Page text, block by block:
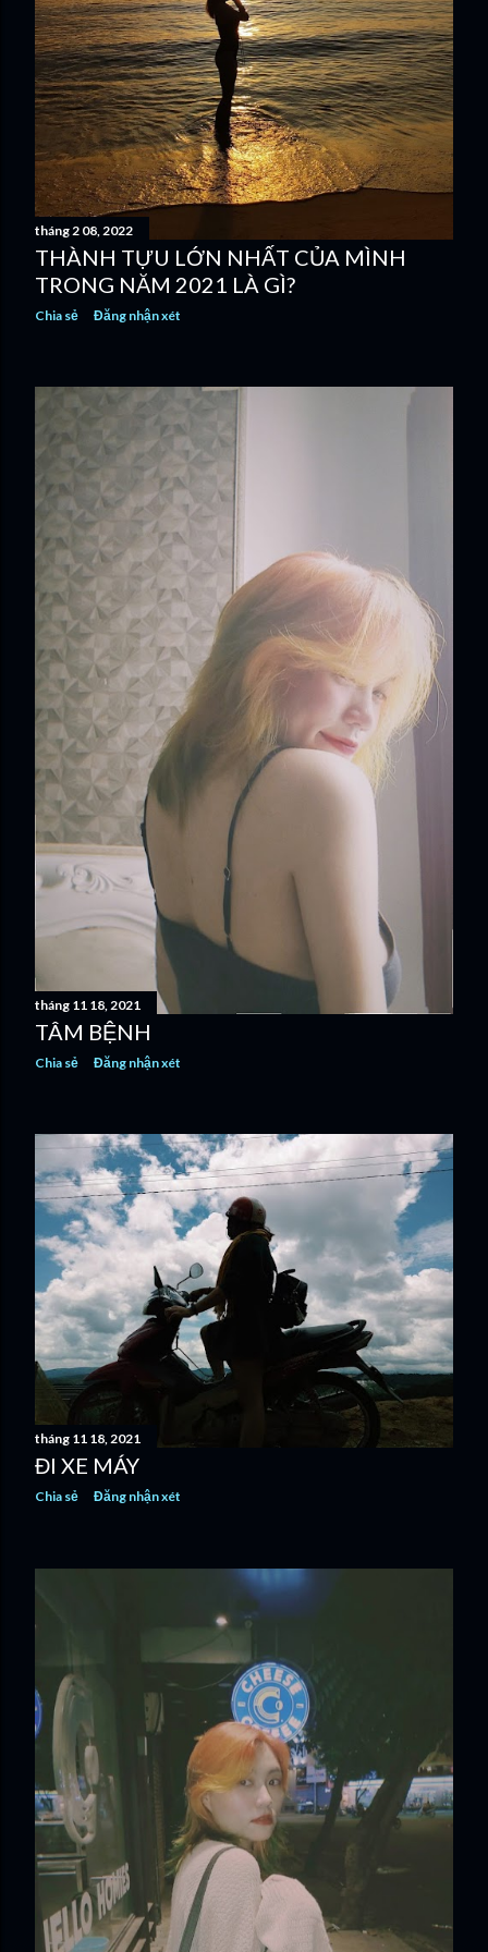
tháng 2 08, 2022
THÀNH TỰU LỚN NHẤT CỦA MÌNH
TRONG NĂM 2021 LÀ GÌ?
Chia sẻ Đăng nhận xét
tháng 11 18, 2021
TÂM BỆNH
Chia sẻ Đăng nhận xét
tháng 11 18, 2021
ĐI XE MÁY
Chia sẻ Đăng nhận xét